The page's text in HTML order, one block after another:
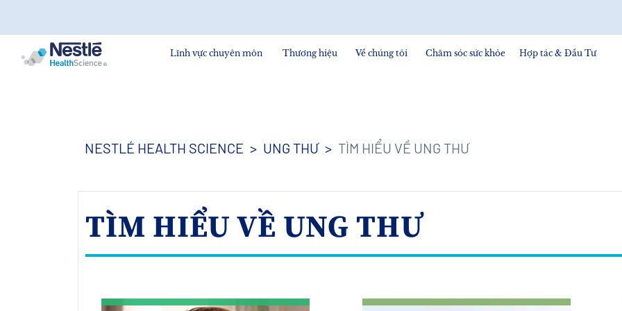
tìm
kiếm
Lĩnh vực chuyên môn Thương hiệu Về chúng tôi Chăm sóc sức khỏe Hợp tác & Đầu Tư
NESTLÉ HEALTH SCIENCE UNG THƯ TÌM HIỂU VỀ UNG THƯ
TÌM HIỂU VỀ UNG THƯ